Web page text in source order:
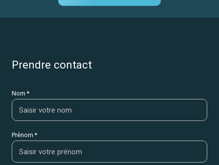
prendre contact
Nom *
Prénom *